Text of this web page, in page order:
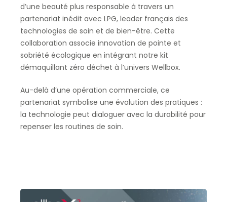
d’une beauté plus responsable à travers un
partenariat inédit avec LPG, leader français des
technologies de soin et de bien-être. Cette
collaboration associe innovation de pointe et
sobriété écologique en intégrant notre kit
démaquillant zéro déchet à l’univers Wellbox.
Au-delà d’une opération commerciale, ce
partenariat symbolise une évolution des pratiques :
la technologie peut dialoguer avec la durabilité pour
repenser les routines de soin.